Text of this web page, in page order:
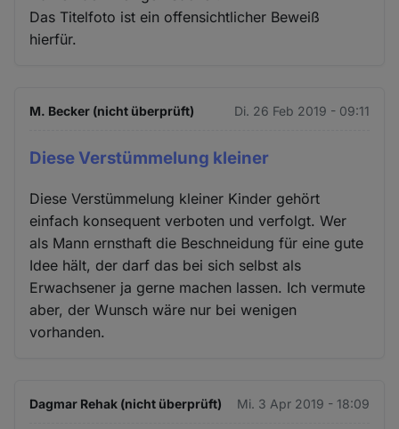
Das Titelfoto ist ein offensichtlicher Beweiß
hierfür.
M. Becker (nicht überprüft) Di. 26 Feb 2019 - 09:11
Diese Verstümmelung kleiner
Diese Verstümmelung kleiner Kinder gehört
einfach konsequent verboten und verfolgt. Wer
als Mann ernsthaft die Beschneidung für eine gute
Idee hält, der darf das bei sich selbst als
Erwachsener ja gerne machen lassen. Ich vermute
aber, der Wunsch wäre nur bei wenigen
vorhanden.
Dagmar Rehak (nicht überprüft) Mi. 3 Apr 2019 - 18:09